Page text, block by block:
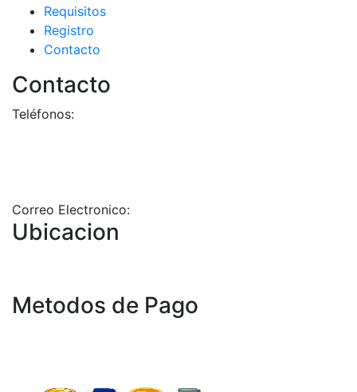
Requisitos
Registro
Contacto
Contacto
Teléfonos:
Correo Electronico:
Ubicacion
Metodos de Pago